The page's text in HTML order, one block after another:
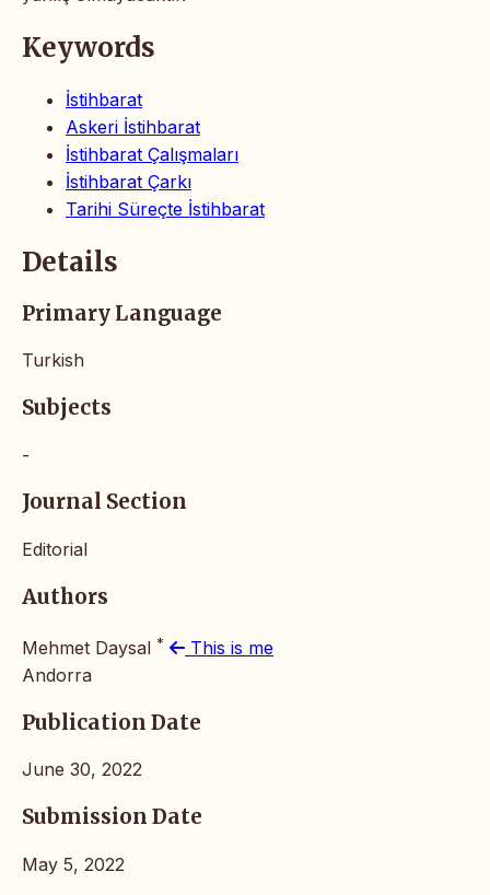
Keywords
İstihbarat
Askeri İstihbarat
İstihbarat Çalışmaları
İstihbarat Çarkı
Tarihi Süreçte İstihbarat
Details
Primary Language
Turkish
Subjects
-
Journal Section
Editorial
Authors
Mehmet Daysal *
This is me
Andorra
Publication Date
June 30, 2022
Submission Date
May 5, 2022